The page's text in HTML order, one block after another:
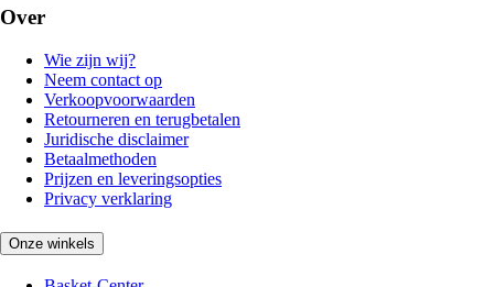
Over
Wie zijn wij?
Neem contact op
Verkoopvoorwaarden
Retourneren en terugbetalen
Juridische disclaimer
Betaalmethoden
Prijzen en leveringsopties
Privacy verklaring
Onze winkels